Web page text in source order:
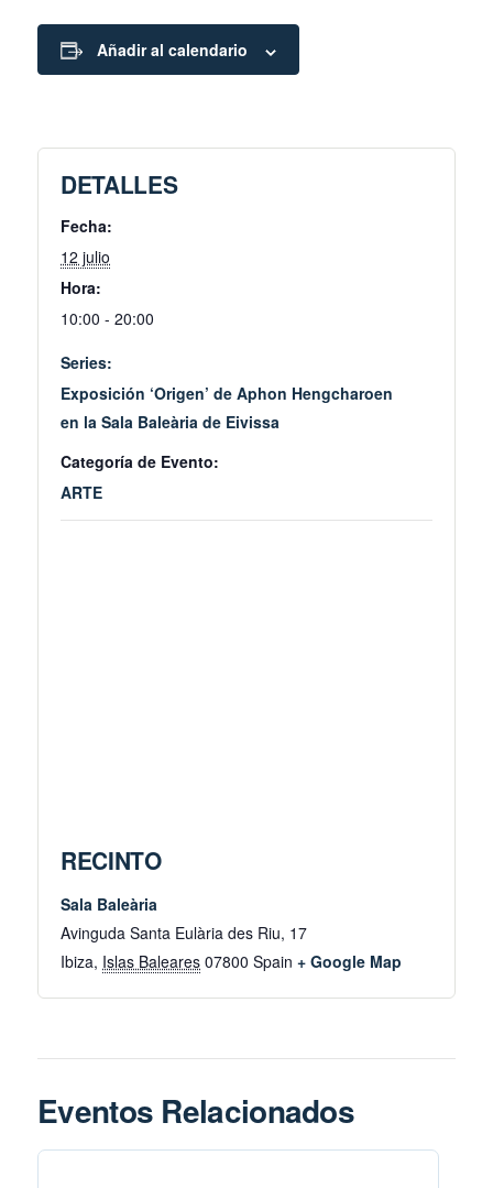
Añadir al calendario
DETALLES
Fecha:
12 julio
Hora:
10:00 - 20:00
Series:
Exposición ‘Origen’ de Aphon Hengcharoen
en la Sala Baleària de Eivissa
Categoría de Evento:
ARTE
RECINTO
Sala Baleària
Avinguda Santa Eulària des Riu, 17
Ibiza, Islas Baleares 07800 Spain + Google Map
Eventos Relacionados